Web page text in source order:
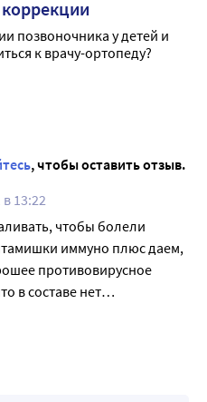
позвоночника у детей и
к врачу-ортопеду?
, чтобы оставить отзыв.
в 13:22
чтобы болели
иммуно плюс даем,
противовирусное
в составе нет
не часто и в легкой